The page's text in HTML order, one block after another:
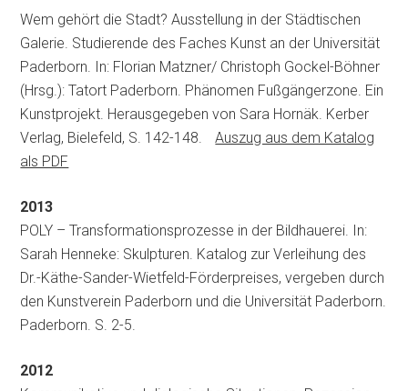
Wem gehört die Stadt? Ausstellung in der Städtischen
Galerie. Studierende des Faches Kunst an der Universität
Paderborn. In: Florian Matzner/ Christoph Gockel-Böhner
(Hrsg.): Tatort Paderborn. Phänomen Fußgängerzone. Ein
Kunstprojekt. Herausgegeben von Sara Hornäk. Kerber
Verlag, Bielefeld, S. 142-148.Auszug aus dem Katalog
als PDF
2013
POLY – Transformationsprozesse in der Bildhauerei. In:
Sarah Henneke: Skulpturen. Katalog zur Verleihung des
Dr.-Käthe-Sander-Wietfeld-Förderpreises, vergeben durch
den Kunstverein Paderborn und die Universität Paderborn.
Paderborn. S. 2-5.
2012